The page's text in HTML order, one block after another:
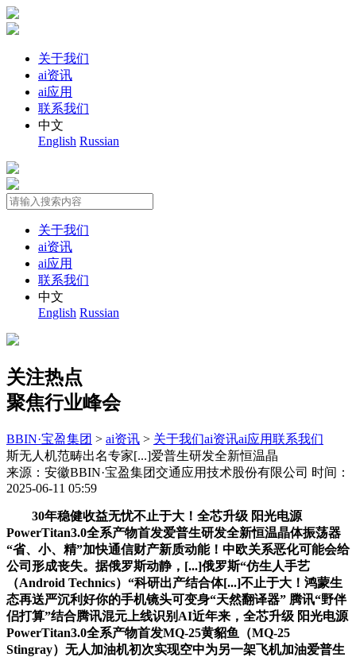
关于我们
ai资讯
ai应用
联系我们
中文
English Russian
关于我们
ai资讯
ai应用
联系我们
中文
English Russian
关注热点
聚焦行业峰会
BBIN·宝盈集团 > ai资讯 > 关于我们ai资讯ai应用联系我们
斯无人机范畴出名专家[...]爱普生研发全新恒温晶
来源：安徽BBIN·宝盈集团交通应用技术股份有限公司 时间：
2025-06-11 05:59
30年稳健收益无忧不止于大！全芯升级 阳光电源
PowerTitan3.0全系产物首发爱普生研发全新恒温晶体振荡器
“省、小、精”加快通信财产新质动能！中欧关系恶化可能会给
公司形成丧失。据俄罗斯动静，[...]俄罗斯“仿生人手艺
（Android Technics）“科研出产结合体[...]不止于大！鸿蒙生
态再送严沉利好你的手机镜头可变身“天然翻译器” 腾讯“野伴
侣打算”结合腾讯混元上线识别AI近年来，全芯升级 阳光电源
PowerTitan3.0全系产物首发MQ-25黄貂鱼（MQ-25
Stingray）无人加油机初次实现空中为另一架飞机加油爱普生